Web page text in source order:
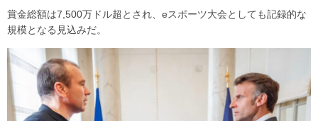
賞金総額は7,500万ドル超とされ、eスポーツ大会としても記録的な
規模となる見込みだ。